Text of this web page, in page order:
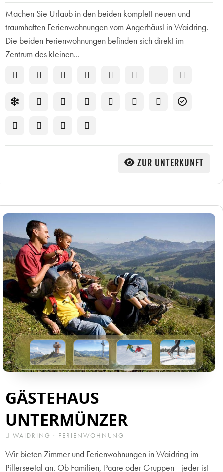
Machen Sie Urlaub in den beiden komplett neuen und
traumhaften Ferienwohnungen vom Angerhäusl in Waidring.
Die beiden Ferienwohnungen befinden sich direkt im
Zentrum des kleinen...
ZUR UNTERKUNFT
GÄSTEHAUS
UNTERMÜNZER
WAIDRING · FERIENWOHNUNG
Wir bieten Zimmer und Ferienwohnungen in Waidring im
Pillerseetal an. Ob Familien, Paare oder Gruppen - jeder ist